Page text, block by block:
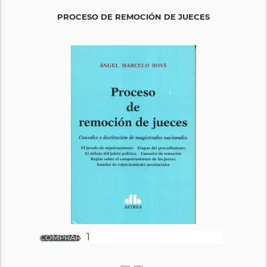
PROCESO DE REMOCIÓN DE JUECES